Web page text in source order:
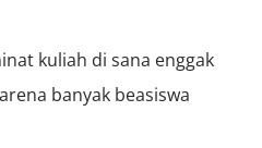
kuliah di sana enggak
banyak beasiswa